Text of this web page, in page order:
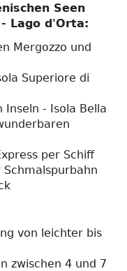
Seen
Lago d'Orta:
Mergozzo und
Superiore di
Inseln - Isola Bella
per Schiff
von leichter bis
zwischen 4 und 7